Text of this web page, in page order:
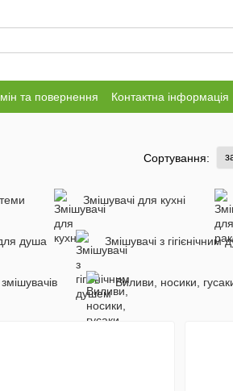
та повернення Контактна інформація
Сортування:
Змішувачі для кухні
душа Змішувачі з гігієнічним
Виливи, носики,